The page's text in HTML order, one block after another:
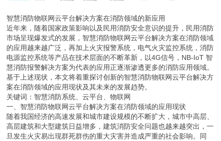
智慧消防物联网云平台解决方案在消防领域的新应用
近年来，随着国家政策影响以及民用消防安全意识的提升，民用消防
市场呈现爆发式的发展，智慧消防物联网云平台解决方案在消防领域
的应用越来越广泛，再加上火灾报警系统，电气火灾监控系统，消防
电源监控系统等产品在技术层面的不断革新，以4G信号，NB-IoT 智
慧消防报警解决方案为代表的应用正逐渐渗透更多的消防应用领域。
基于上述现状，本文将着重探讨创新的智慧消防物联网云平台解决方
案在消防领域的应用现状及其未来的发展趋势。
关键词：智慧消防系统、云平台、物联网
一、智慧消防物联网云平台解决方案在消防领域的应用现状
随着我国经济的高速发展和城市建设规模的不断扩大，城市中高层、
高层建筑和大型建筑日益增多，建筑消防安全问题也越来越突出，一
旦发生火灾易出现群死群伤的重大灾害并造成严重的社会影响。同